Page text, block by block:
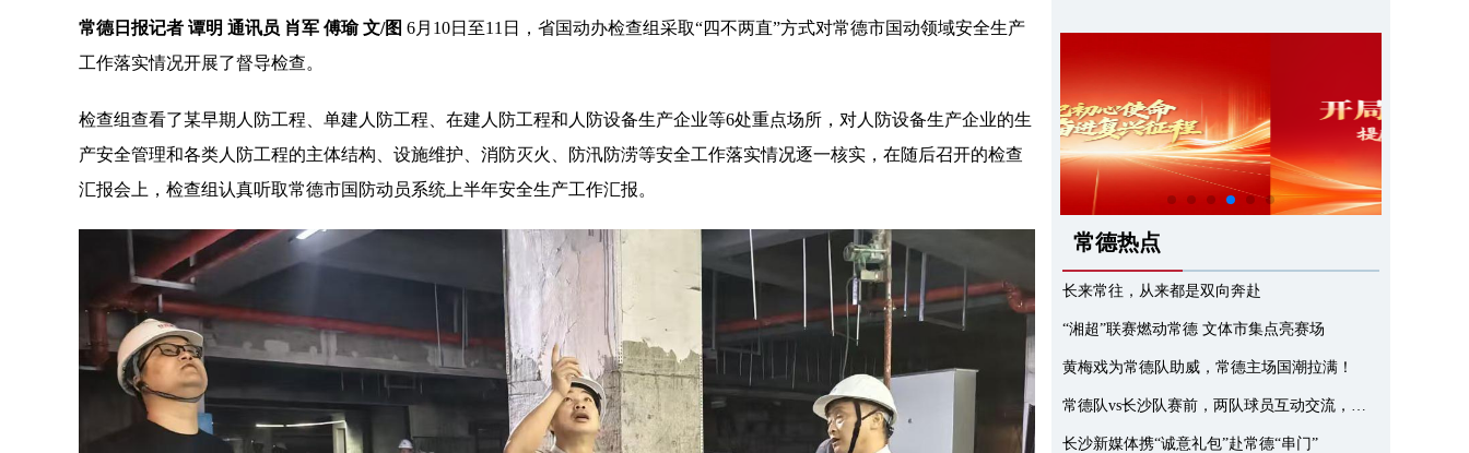
常德日报记者 谭明 通讯员 肖军 傅瑜 文/图 6月10日至11日，省国动办检查组采取“四不两直”方式对常德市国动领域安全生产
工作落实情况开展了督导检查。
检查组查看了某早期人防工程、单建人防工程、在建人防工程和人防设备生产企业等6处重点场所，对人防设备生产企业的生
产安全管理和各类人防工程的主体结构、设施维护、消防灭火、防汛防涝等安全工作落实情况逐一核实，在随后召开的检查
汇报会上，检查组认真听取常德市国防动员系统上半年安全生产工作汇报。
常德热点
长来常往，从来都是双向奔赴
“湘超”联赛燃动常德 文体市集点亮赛场
黄梅戏为常德队助威，常德主场国潮拉满！
常德队vs长沙队赛前，两队球员互动交流，互相喊话
长沙新媒体携“诚意礼包”赴常德“串门”